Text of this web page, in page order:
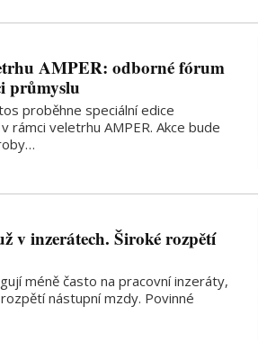
AMPER: odborné fórum
průmyslu
proběhne speciální edice
rámci veletrhu AMPER. Akce bude
v inzerátech. Široké rozpětí
méně často na pracovní inzeráty,
nástupní mzdy. Povinné